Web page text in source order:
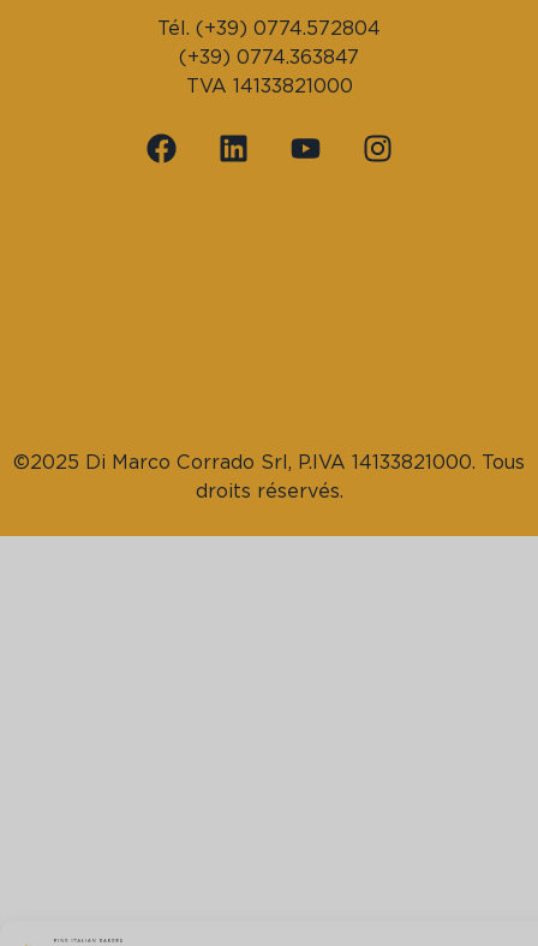
Tél. (+39) 0774.572804
(+39) 0774.363847
TVA 14133821000
©2025 Di Marco Corrado Srl, P.IVA 14133821000. Tous
droits réservés.